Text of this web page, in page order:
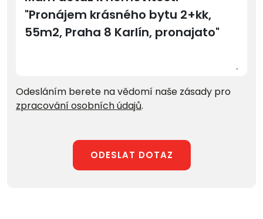
Odesláním berete na vědomí naše zásady pro
zpracování osobních údajů.
ODESLAT DOTAZ